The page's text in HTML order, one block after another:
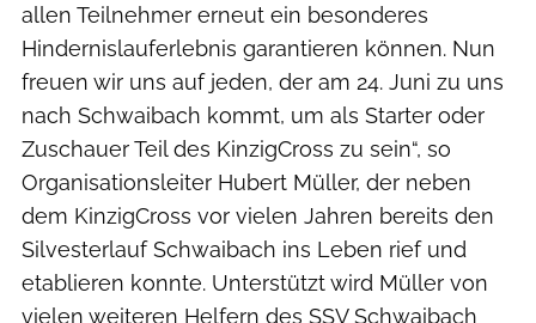
allen Teilnehmer erneut ein besonderes
Hindernislauferlebnis garantieren können. Nun
freuen wir uns auf jeden, der am 24. Juni zu uns
nach Schwaibach kommt, um als Starter oder
Zuschauer Teil des KinzigCross zu sein“, so
Organisationsleiter Hubert Müller, der neben
dem KinzigCross vor vielen Jahren bereits den
Silvesterlauf Schwaibach ins Leben rief und
etablieren konnte. Unterstützt wird Müller von
vielen weiteren Helfern des SSV Schwaibach